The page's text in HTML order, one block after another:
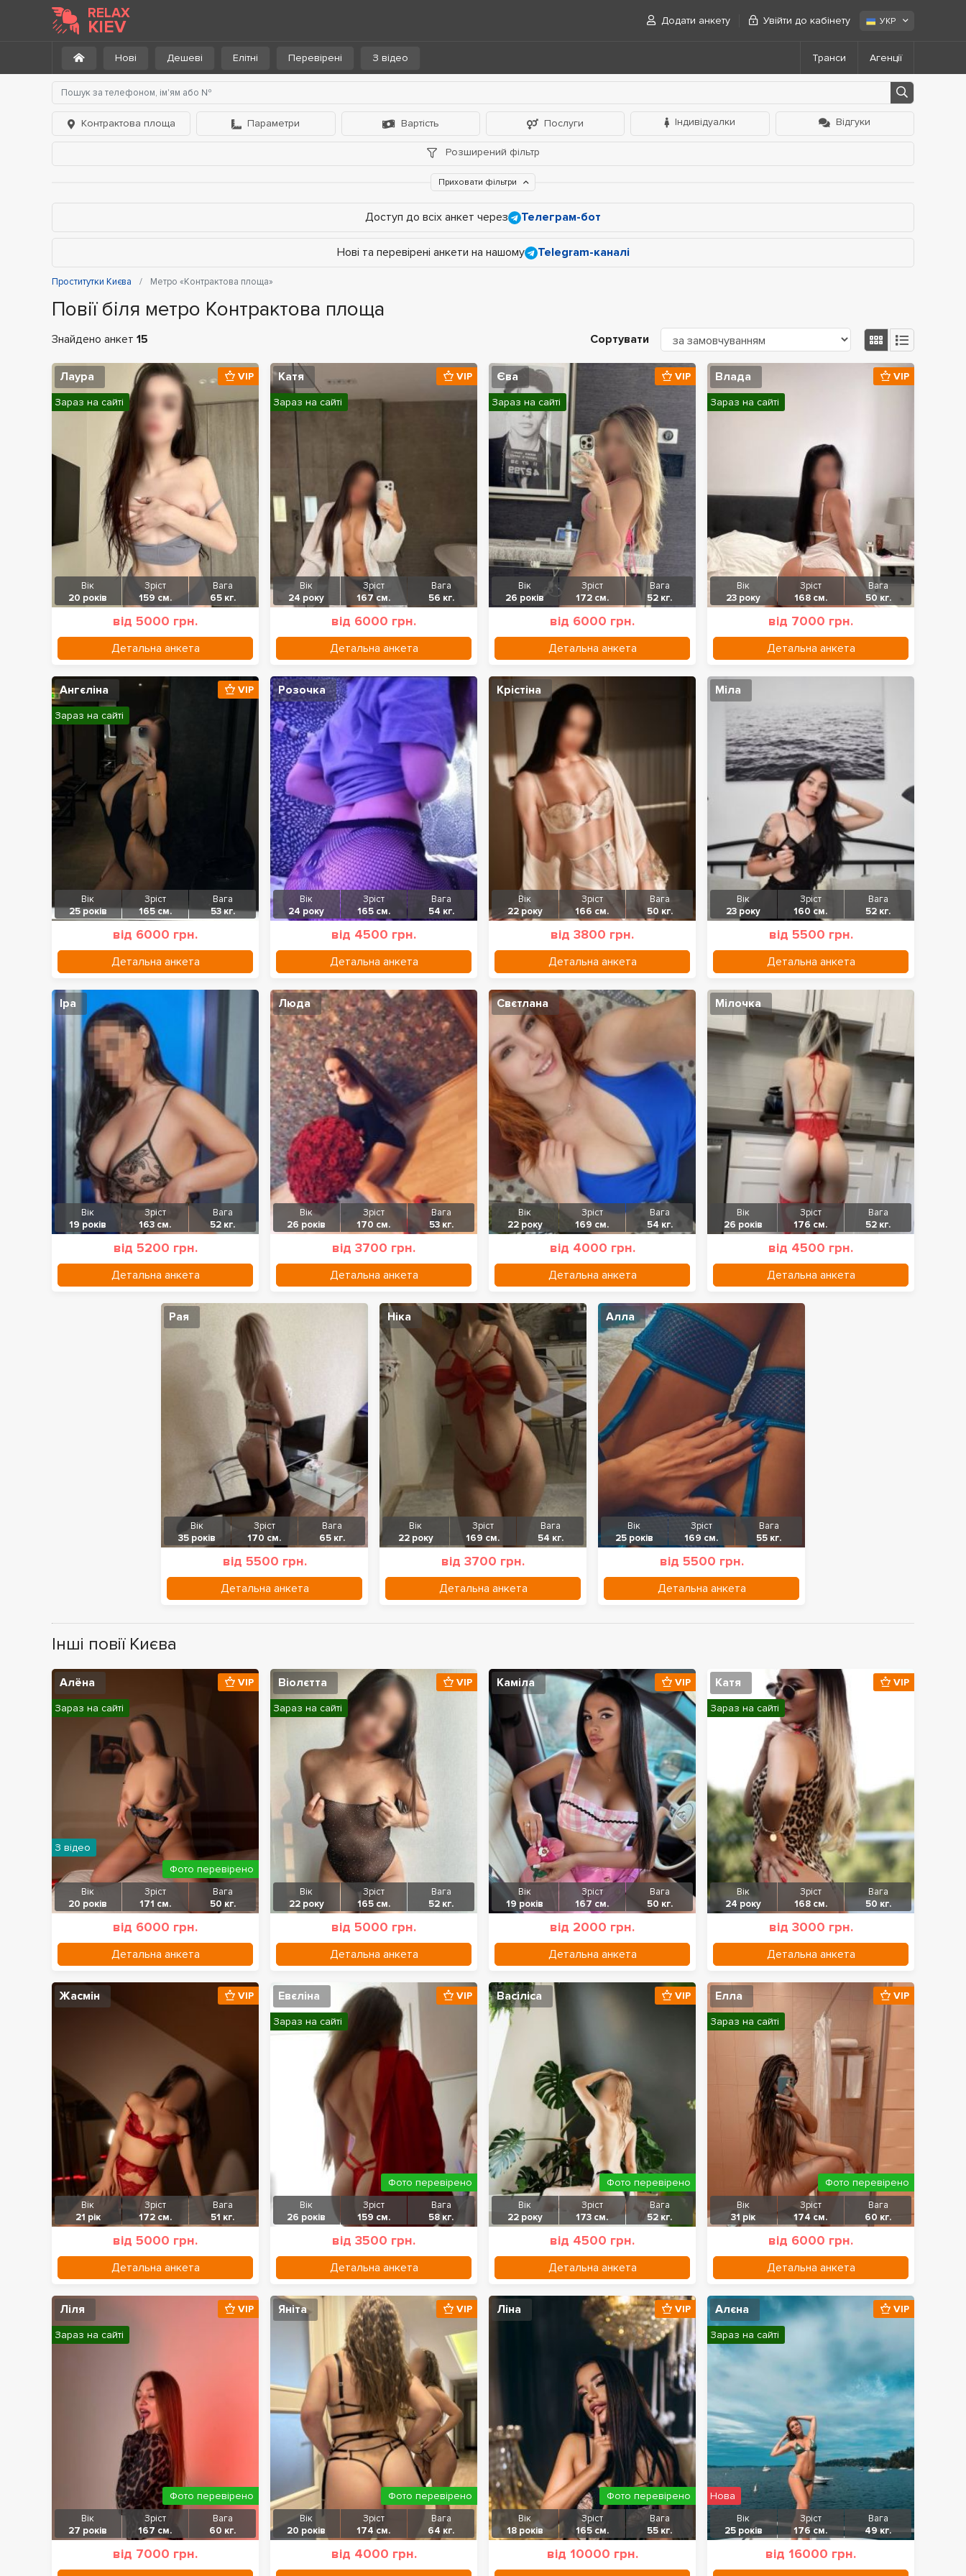
RELAX
KIEV Додати анкету Увійти до кабінету УКР
Нові Дешеві Елітні Перевірені З відео Транси Агенції
Контрактова площа Параметри Вартість Послуги Індивідуалки Відгуки
Розширений фільтр
Приховати фільтри
Доступ до всіх анкет через Телеграм-бот
Нові та перевірені анкети на нашому Telegram-каналі
Проститутки Києва Метро «Контрактова площа»
Повії біля метро Контрактова площа
Знайдено анкет 15 Сортувати
Лаура
Вік
20 років
Зріст
159 см.
Вага
65 кг.
від 5000 грн.
Детальна анкета
VIP
Зараз на сайті
Катя
Вік
24 року
Зріст
167 см.
Вага
56 кг.
від 6000 грн.
Детальна анкета
VIP
Зараз на сайті
Єва
Вік
26 років
Зріст
172 см.
Вага
52 кг.
від 6000 грн.
Детальна анкета
VIP
Зараз на сайті
Влада
Вік
23 року
Зріст
168 см.
Вага
50 кг.
від 7000 грн.
Детальна анкета
VIP
Зараз на сайті
Ангєліна
Вік
25 років
Зріст
165 см.
Вага
53 кг.
від 6000 грн.
Детальна анкета
VIP
Зараз на сайті
Розочка
Вік
24 року
Зріст
165 см.
Вага
54 кг.
від 4500 грн.
Детальна анкета
Крістіна
Вік
22 року
Зріст
166 см.
Вага
50 кг.
від 3800 грн.
Детальна анкета
Міла
Вік
23 року
Зріст
160 см.
Вага
52 кг.
від 5500 грн.
Детальна анкета
Іра
Вік
19 років
Зріст
163 см.
Вага
52 кг.
від 5200 грн.
Детальна анкета
Люда
Вік
26 років
Зріст
170 см.
Вага
53 кг.
від 3700 грн.
Детальна анкета
Свєтлана
Вік
22 року
Зріст
169 см.
Вага
54 кг.
від 4000 грн.
Детальна анкета
Мілочка
Вік
26 років
Зріст
176 см.
Вага
52 кг.
від 4500 грн.
Детальна анкета
Рая
Вік
35 років
Зріст
170 см.
Вага
65 кг.
від 5500 грн.
Детальна анкета
Ніка
Вік
22 року
Зріст
169 см.
Вага
54 кг.
від 3700 грн.
Детальна анкета
Алла
Вік
25 років
Зріст
169 см.
Вага
55 кг.
від 5500 грн.
Детальна анкета
Інші повії Києва
Алёна
Вік
20 років
Зріст
171 см.
Вага
50 кг.
від 6000 грн.
Детальна анкета
VIP
Зараз на сайті
З відео
Фото перевірено
Віолєтта
Вік
22 року
Зріст
165 см.
Вага
52 кг.
від 5000 грн.
Детальна анкета
VIP
Зараз на сайті
Каміла
Вік
19 років
Зріст
167 см.
Вага
50 кг.
від 2000 грн.
Детальна анкета
VIP Катя
Вік
24 року
Зріст
168 см.
Вага
50 кг.
від 3000 грн.
Детальна анкета
VIP
Зараз на сайті
Жасмін
Вік
21 рік
Зріст
172 см.
Вага
51 кг.
від 5000 грн.
Детальна анкета
VIP Евєліна
Вік
26 років
Зріст
159 см.
Вага
58 кг.
від 3500 грн.
Детальна анкета
VIP
Зараз на сайті
Фото перевірено
Васіліса
Вік
22 року
Зріст
173 см.
Вага
52 кг.
від 4500 грн.
Детальна анкета
VIP
Фото перевірено
Елла
Вік
31 рік
Зріст
174 см.
Вага
60 кг.
від 6000 грн.
Детальна анкета
VIP
Зараз на сайті
Фото перевірено
Ліля
Вік
27 років
Зріст
167 см.
Вага
60 кг.
від 7000 грн.
VIP
Зараз на сайті
Фото перевірено
Яніта
Вік
20 років
Зріст
174 см.
Вага
64 кг.
від 4000 грн.
VIP
Фото перевірено
Ліна
Вік
18 років
Зріст
165 см.
Вага
55 кг.
від 10000 грн.
VIP
Фото перевірено
Алєна
Вік
25 років
Зріст
176 см.
Вага
49 кг.
від 16000 грн.
VIP
Зараз на сайті
Нова